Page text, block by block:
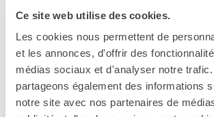
Ce site web utilise des cookies.
Les cookies nous permettent de
et les annonces, d'offrir des
médias sociaux et d'analyser notre
partageons également des informations
notre site avec nos partenaires de
biblioteca/mediateca riceverete la
français», che dà diritto a:
prestito gratuito di libri, DVD e CD
nella biblioteca/mediateca